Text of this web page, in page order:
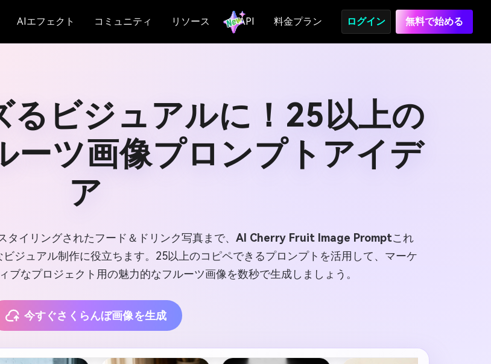
AIエフェクト コミュニティ リソース API 料金プラン ログイン 無料で始める
るビジュアルに！25以上の
ーツ画像プロンプトアイデ
ア
イリングされたフード＆ドリンク写真まで、 AI Cherry Fruit Image Promptこれ
ジュアル制作に役立ちます。25以上のコピペできるプロンプトを活用して、マーケ
ブなプロジェクト用の魅力的なフルーツ画像を数秒で生成しましょう。
今すぐさくらんぼ画像を生成